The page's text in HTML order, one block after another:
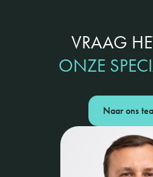
VRAAG
ONZE
Naar ons